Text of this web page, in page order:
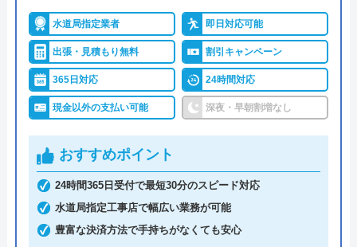
うまい棒エビマヨ
2 か月前
スムーズに対応して頂けて助かりました。ト
イレの交換部分もその都度言って下さって助
かりました。
街角水道工事相談所は全国に対応しているトイレ修
理業者です。給水装置工事主任技術者の資格を保有
したスタッフが最短30分で駆けつけてくれ、しっか
りと修理を行なってくれます。
明瞭会計であるため、工事前の見積もり金額から増
5,800円～から対応してくれます。
支払い方法は現金以外にも銀行振込・クレジットカ
ード・コンビニ決済から選べるため緊急トラブル時
でも安心です。
出張費・見積もり料も無料で、24時間電話で相談を
水道局指定業者 即日対応可能
出張・見積もり無料 割引キャンペーン
365日対応 24時間対応
現金以外の支払い可能 深夜・早朝割増なし
おすすめポイント
24時間365日受付で最短30分のスピード対応
水道局指定工事店で幅広い業務が可能
豊富な決済方法で手持ちがなくても安心